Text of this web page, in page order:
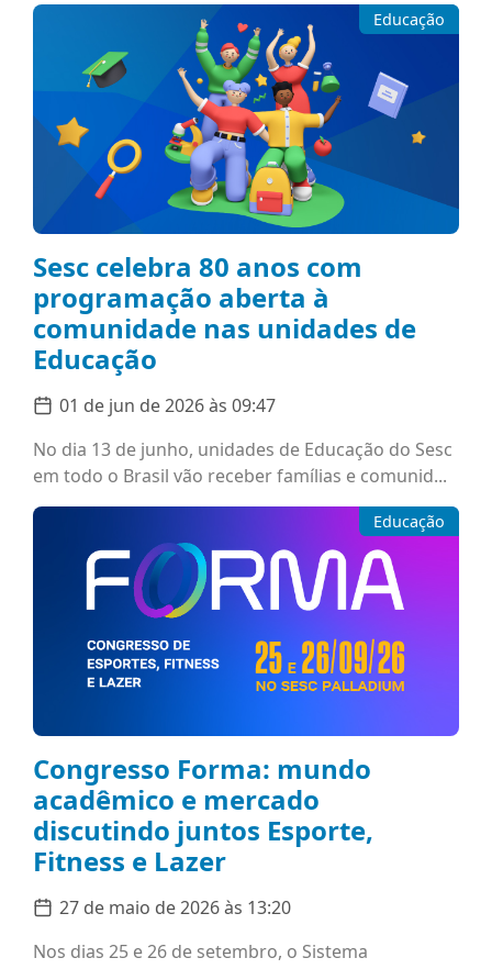
Educação
Sesc celebra 80 anos com
programação aberta à
comunidade nas unidades de
Educação
01 de jun de 2026 às 09:47
No dia 13 de junho, unidades de Educação do Sesc
em todo o Brasil vão receber famílias e comunid...
Educação
Congresso Forma: mundo
acadêmico e mercado
discutindo juntos Esporte,
Fitness e Lazer
27 de maio de 2026 às 13:20
Nos dias 25 e 26 de setembro, o Sistema